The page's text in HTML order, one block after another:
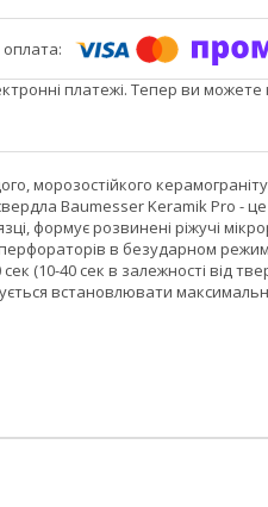
платежі. Тепер ви
морозостійкого
Baumesser Keramik Pro -
формує розвинені ріжучі
в безударном
(10-40 сек в залежності від
встановлювати